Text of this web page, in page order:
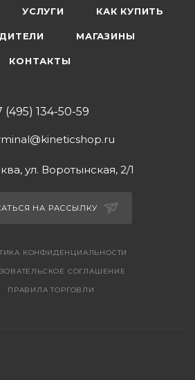
УСЛУГИ КАК КУПИТЬ
МАГАЗИНЫ
КОНТАКТЫ
(495) 134-50-59
ул. Воротынская, 2/1
НА РАССЫЛКУ
КОНФИДЕНЦИАЛЬНОСТИ
СОГЛАШЕНИЕ
ПРАВИЛА ТОРГОВЛИ